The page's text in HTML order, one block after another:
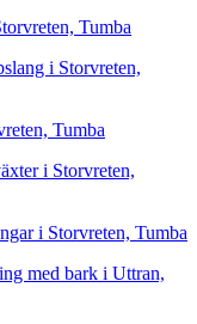
Tumba
i Storvreten,
Tumba
i Storvreten,
i Storvreten, Tumba
med bark i Uttran,